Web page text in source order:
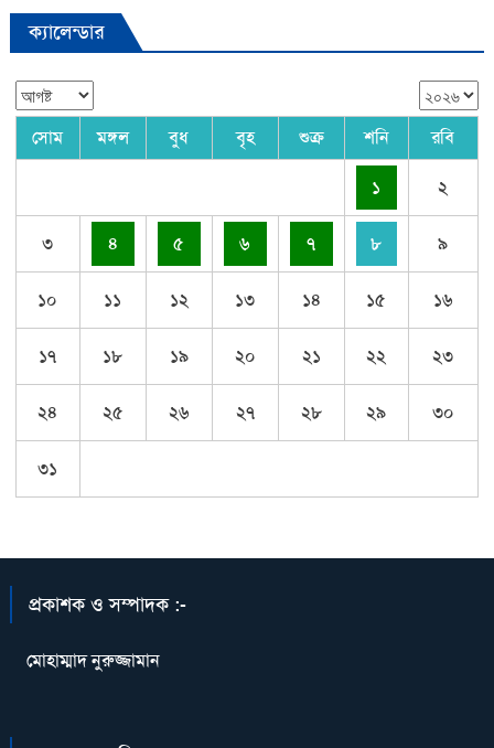
ক্যালেন্ডার
সোম মঙ্গল বুধ বৃহ শুক্র শনি রবি
১ ২
৩ ৪ ৫ ৬ ৭ ৮ ৯
১০ ১১ ১২ ১৩ ১৪ ১৫ ১৬
১৭ ১৮ ১৯ ২০ ২১ ২২ ২৩
২৪ ২৫ ২৬ ২৭ ২৮ ২৯ ৩০
৩১
প্রকাশক ও সম্পাদক :-
মোহাম্মাদ নুরুজ্জামান